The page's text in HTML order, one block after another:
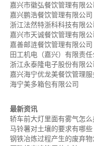
嘉兴市徽弘餐饮管理有限公
嘉兴鹏浩餐饮管理有限公司
浙江法然特浙科科技有限公
嘉兴市天诚餐饮管理有限公
嘉善邮涟餐饮管理有限公司
田工机电（嘉兴）有限责任
浙江永泰隆电子股份有限公
嘉兴海宁优龙美餐饮管理服
海宁美多箱包有限公司
最新资讯
轿车前大灯里面有雾气怎么
马铃薯对土壤的要求有哪些
钢铁冶炼过程产生的废弃物